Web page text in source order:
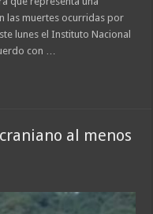
las muertes ocurridas por
lunes el Instituto Nacional
con …
al menos